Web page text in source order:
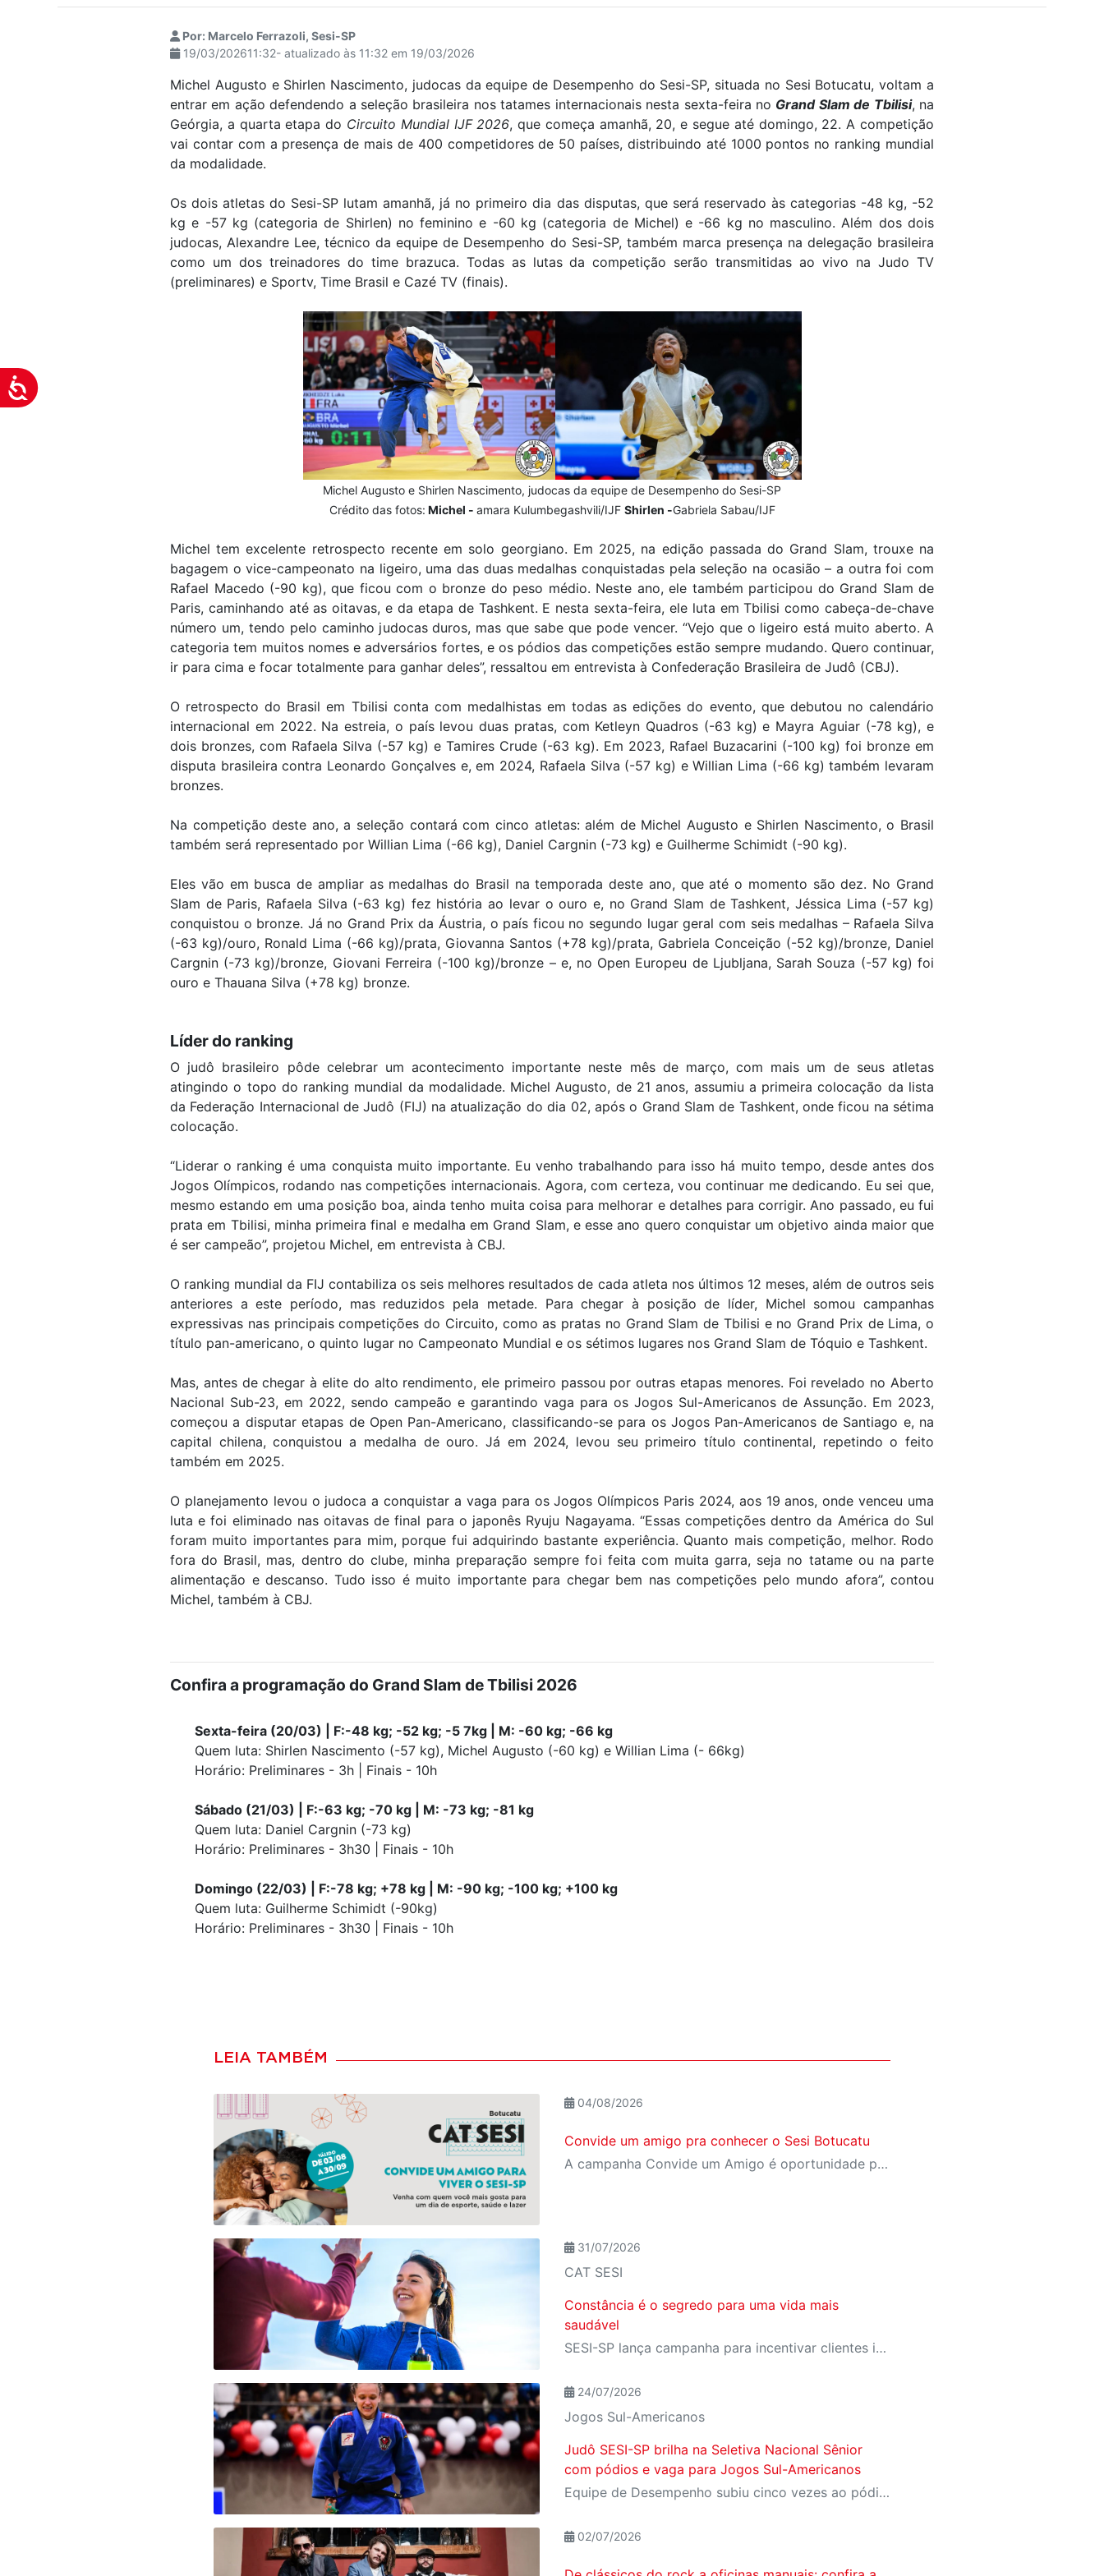
Acessibilidade
Por: Marcelo Ferrazoli, Sesi-SP
19/03/202611:32- atualizado às 11:32 em 19/03/2026
Michel Augusto e Shirlen Nascimento, judocas da equipe de Desempenho do Sesi-SP, situada no Sesi Botucatu, voltam a
entrar em ação defendendo a seleção brasileira nos tatames internacionais nesta sexta-feira no Grand Slam de Tbilisi, na
Geórgia, a quarta etapa do Circuito Mundial IJF 2026, que começa amanhã, 20, e segue até domingo, 22. A competição
vai contar com a presença de mais de 400 competidores de 50 países, distribuindo até 1000 pontos no ranking mundial
da modalidade.
Os dois atletas do Sesi-SP lutam amanhã, já no primeiro dia das disputas, que será reservado às categorias -48 kg, -52
kg e -57 kg (categoria de Shirlen) no feminino e -60 kg (categoria de Michel) e -66 kg no masculino. Além dos dois
judocas, Alexandre Lee, técnico da equipe de Desempenho do Sesi-SP, também marca presença na delegação brasileira
como um dos treinadores do time brazuca. Todas as lutas da competição serão transmitidas ao vivo na Judo TV
(preliminares) e Sportv, Time Brasil e Cazé TV (finais).
Michel Augusto e Shirlen Nascimento, judocas da equipe de Desempenho do Sesi-SP
Crédito das fotos: Michel - amara Kulumbegashvili/IJF Shirlen -Gabriela Sabau/IJF
Michel tem excelente retrospecto recente em solo georgiano. Em 2025, na edição passada do Grand Slam, trouxe na
bagagem o vice-campeonato na ligeiro, uma das duas medalhas conquistadas pela seleção na ocasião – a outra foi com
Rafael Macedo (-90 kg), que ficou com o bronze do peso médio. Neste ano, ele também participou do Grand Slam de
Paris, caminhando até as oitavas, e da etapa de Tashkent. E nesta sexta-feira, ele luta em Tbilisi como cabeça-de-chave
número um, tendo pelo caminho judocas duros, mas que sabe que pode vencer. “Vejo que o ligeiro está muito aberto. A
categoria tem muitos nomes e adversários fortes, e os pódios das competições estão sempre mudando. Quero continuar,
ir para cima e focar totalmente para ganhar deles”, ressaltou em entrevista à Confederação Brasileira de Judô (CBJ).
O retrospecto do Brasil em Tbilisi conta com medalhistas em todas as edições do evento, que debutou no calendário
internacional em 2022. Na estreia, o país levou duas pratas, com Ketleyn Quadros (-63 kg) e Mayra Aguiar (-78 kg), e
dois bronzes, com Rafaela Silva (-57 kg) e Tamires Crude (-63 kg). Em 2023, Rafael Buzacarini (-100 kg) foi bronze em
disputa brasileira contra Leonardo Gonçalves e, em 2024, Rafaela Silva (-57 kg) e Willian Lima (-66 kg) também levaram
bronzes.
Na competição deste ano, a seleção contará com cinco atletas: além de Michel Augusto e Shirlen Nascimento, o Brasil
também será representado por Willian Lima (-66 kg), Daniel Cargnin (-73 kg) e Guilherme Schimidt (-90 kg).
Eles vão em busca de ampliar as medalhas do Brasil na temporada deste ano, que até o momento são dez. No Grand
Slam de Paris, Rafaela Silva (-63 kg) fez história ao levar o ouro e, no Grand Slam de Tashkent, Jéssica Lima (-57 kg)
conquistou o bronze. Já no Grand Prix da Áustria, o país ficou no segundo lugar geral com seis medalhas – Rafaela Silva
(-63 kg)/ouro, Ronald Lima (-66 kg)/prata, Giovanna Santos (+78 kg)/prata, Gabriela Conceição (-52 kg)/bronze, Daniel
Cargnin (-73 kg)/bronze, Giovani Ferreira (-100 kg)/bronze – e, no Open Europeu de Ljubljana, Sarah Souza (-57 kg) foi
ouro e Thauana Silva (+78 kg) bronze.
Líder do ranking
O judô brasileiro pôde celebrar um acontecimento importante neste mês de março, com mais um de seus atletas
atingindo o topo do ranking mundial da modalidade. Michel Augusto, de 21 anos, assumiu a primeira colocação da lista
da Federação Internacional de Judô (FIJ) na atualização do dia 02, após o Grand Slam de Tashkent, onde ficou na sétima
colocação.
“Liderar o ranking é uma conquista muito importante. Eu venho trabalhando para isso há muito tempo, desde antes dos
Jogos Olímpicos, rodando nas competições internacionais. Agora, com certeza, vou continuar me dedicando. Eu sei que,
mesmo estando em uma posição boa, ainda tenho muita coisa para melhorar e detalhes para corrigir. Ano passado, eu fui
prata em Tbilisi, minha primeira final e medalha em Grand Slam, e esse ano quero conquistar um objetivo ainda maior que
é ser campeão”, projetou Michel, em entrevista à CBJ.
O ranking mundial da FIJ contabiliza os seis melhores resultados de cada atleta nos últimos 12 meses, além de outros seis
anteriores a este período, mas reduzidos pela metade. Para chegar à posição de líder, Michel somou campanhas
expressivas nas principais competições do Circuito, como as pratas no Grand Slam de Tbilisi e no Grand Prix de Lima, o
título pan-americano, o quinto lugar no Campeonato Mundial e os sétimos lugares nos Grand Slam de Tóquio e Tashkent.
Mas, antes de chegar à elite do alto rendimento, ele primeiro passou por outras etapas menores. Foi revelado no Aberto
Nacional Sub-23, em 2022, sendo campeão e garantindo vaga para os Jogos Sul-Americanos de Assunção. Em 2023,
começou a disputar etapas de Open Pan-Americano, classificando-se para os Jogos Pan-Americanos de Santiago e, na
capital chilena, conquistou a medalha de ouro. Já em 2024, levou seu primeiro título continental, repetindo o feito
também em 2025.
O planejamento levou o judoca a conquistar a vaga para os Jogos Olímpicos Paris 2024, aos 19 anos, onde venceu uma
luta e foi eliminado nas oitavas de final para o japonês Ryuju Nagayama. “Essas competições dentro da América do Sul
foram muito importantes para mim, porque fui adquirindo bastante experiência. Quanto mais competição, melhor. Rodo
fora do Brasil, mas, dentro do clube, minha preparação sempre foi feita com muita garra, seja no tatame ou na parte
alimentação e descanso. Tudo isso é muito importante para chegar bem nas competições pelo mundo afora”, contou
Michel, também à CBJ.
Confira a programação do Grand Slam de Tbilisi 2026
Sexta-feira (20/03) | F:-48 kg; -52 kg; -5 7kg | M: -60 kg; -66 kg
Quem luta: Shirlen Nascimento (-57 kg), Michel Augusto (-60 kg) e Willian Lima (- 66kg)
Horário: Preliminares - 3h | Finais - 10h
Sábado (21/03) | F:-63 kg; -70 kg | M: -73 kg; -81 kg
Quem luta: Daniel Cargnin (-73 kg)
Horário: Preliminares - 3h30 | Finais - 10h
Domingo (22/03) | F:-78 kg; +78 kg | M: -90 kg; -100 kg; +100 kg
Quem luta: Guilherme Schimidt (-90kg)
Horário: Preliminares - 3h30 | Finais - 10h
LEIA TAMBÉM
04/08/2026
Convide um amigo pra conhecer o Sesi Botucatu
A campanha Convide um Amigo é oportunidade para reunir amigos para aproveitar juntos toda estrutura da unidade SESI Botucatu. Os benefícios para clientes e convidados estão no regulamento
31/07/2026
CAT SESI
Constância é o segredo para uma vida mais
saudável
SESI-SP lança campanha para incentivar clientes inativos a retomarem a prática de atividades físicas, esporte e lazer com benefícios exclusivos
24/07/2026
Jogos Sul-Americanos
Judô SESI-SP brilha na Seletiva Nacional Sênior
com pódios e vaga para Jogos Sul-Americanos
Equipe de Desempenho subiu cinco vezes ao pódio e Gyovanna Andrade garantiu vaga nos Jogos Sul-Americanos 2026
02/07/2026